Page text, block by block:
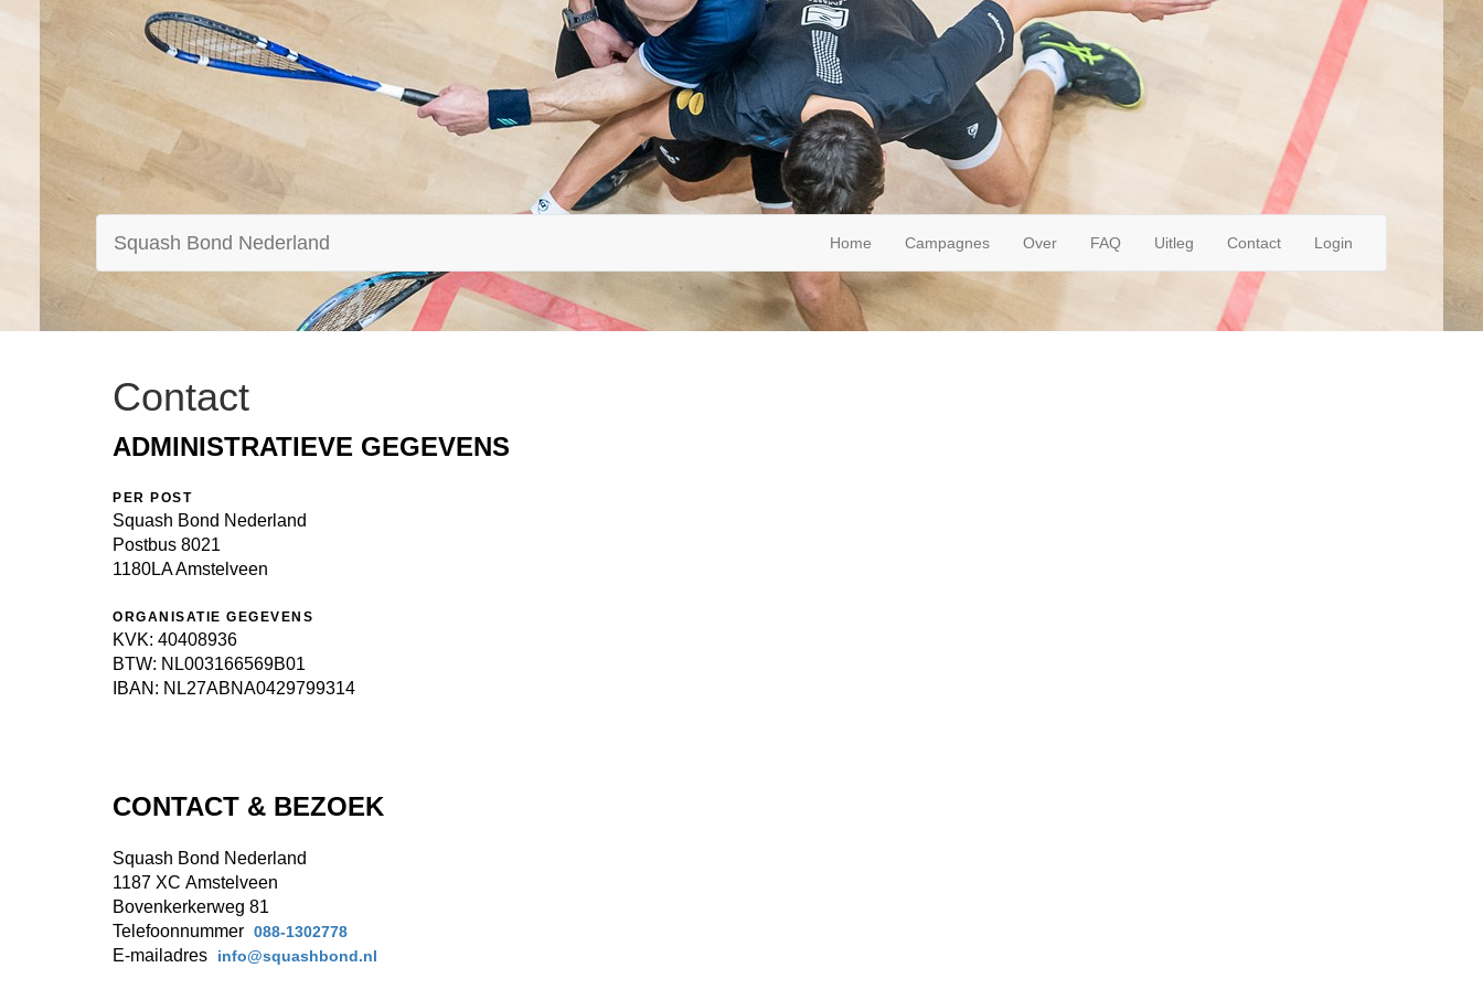
Squash Bond Nederland Home Campagnes Over FAQ Uitleg Contact Login
Contact
ADMINISTRATIEVE GEGEVENS
PER POST
Squash Bond Nederland
Postbus 8021
1180LA Amstelveen
ORGANISATIE GEGEVENS
KVK: 40408936
BTW: NL003166569B01
IBAN: NL27ABNA0429799314
CONTACT & BEZOEK
Squash Bond Nederland
1187 XC Amstelveen
Bovenkerkerweg 81
Telefoonnummer 088-1302778
E-mailadres info@squashbond.nl